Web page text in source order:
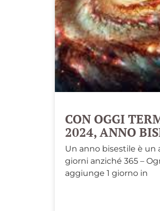
CON OGGI
2024, ANNO
Un anno bisestile è un
giorni anziché 365 –
aggiunge 1 giorno in